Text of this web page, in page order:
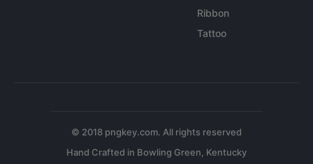
Ribbon
Tattoo
© 2018 pngkey.com. All rights reserved